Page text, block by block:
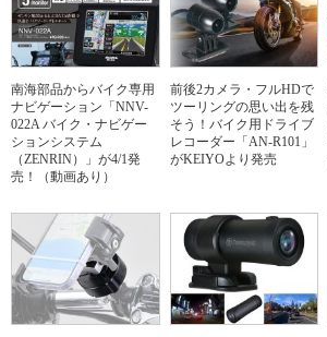
南海部品からバイク専用
ナビゲーション「NNV-
022A バイク・ナビゲー
ションシステム
（ZENRIN）」が4/1発
売！（動画あり）
前後2カメラ・フルHDで
ツーリングの思い出を残
そう！バイク用ドライブ
レコーダー「AN-R101」
がKEIYOより発売